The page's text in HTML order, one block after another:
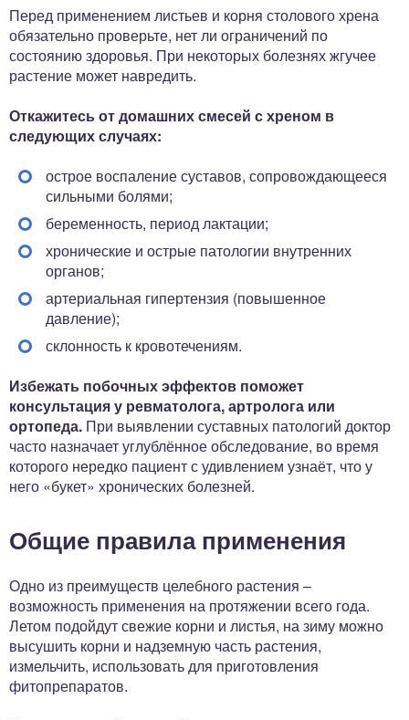
Перед применением листьев и корня столового хрена
обязательно проверьте, нет ли ограничений по
состоянию здоровья. При некоторых болезнях жгучее
растение может навредить.
Откажитесь от домашних смесей с хреном в
следующих случаях:
острое воспаление суставов, сопровождающееся
сильными болями;
беременность, период лактации;
хронические и острые патологии внутренних
органов;
артериальная гипертензия (повышенное
давление);
склонность к кровотечениям.
Избежать побочных эффектов поможет
консультация у ревматолога, артролога или
ортопеда. При выявлении суставных патологий доктор
часто назначает углублённое обследование, во время
которого нередко пациент с удивлением узнаёт, что у
него «букет» хронических болезней.
Общие правила применения
Одно из преимуществ целебного растения –
возможность применения на протяжении всего года.
Летом подойдут свежие корни и листья, на зиму можно
высушить корни и надземную часть растения,
измельчить, использовать для приготовления
фитопрепаратов.